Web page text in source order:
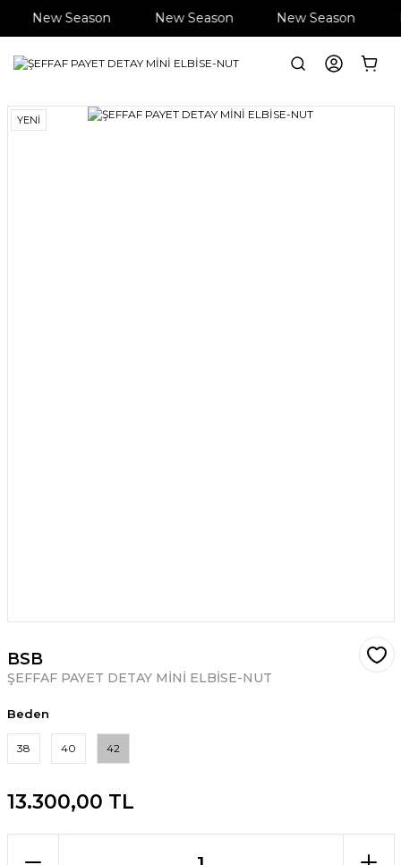
New Season New Season New Season
Anasayfa Giyim Elbise ŞEFFAF PAYET DETAY MİNİ ELBİSE-NUT
YENİ
BSB
ŞEFFAF PAYET DETAY MİNİ ELBİSE-NUT
Beden
38 40 42
13.300,00 TL